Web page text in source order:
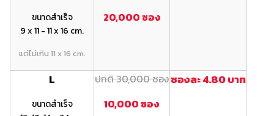
ขนาดสำเร็จ
9 x 11 - 11 x 16 cm.
แต่ไม่เกิน 11 x 16 cm.
20,000 ซอง
L
ขนาดสำเร็จ
ปกติ 30,000 ซอง
10,000 ซอง
ซองละ 4.80 บาท